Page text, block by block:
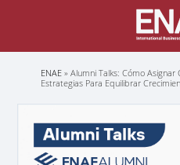
Sobrescribir
enlaces
de
a
navegación
ENAE
Alumni Talks: Cómo
Estrategias Para Equilibrar